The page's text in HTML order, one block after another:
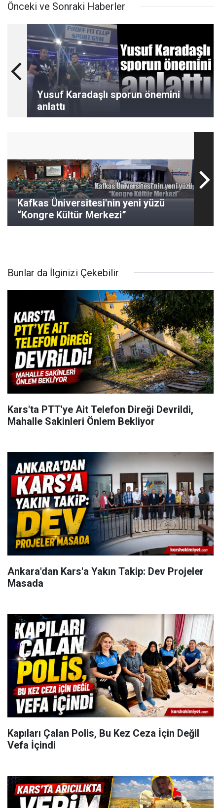
Önceki ve Sonraki Haberler
Yusuf Karadaşlı sporun önemini
anlattı
Kafkas Üniversitesi'nin yeni yüzü
“Kongre Kültür Merkezi”
Bunlar da İlginizi Çekebilir
Kars'ta PTT'ye Ait Telefon Direği Devrildi,
Mahalle Sakinleri Önlem Bekliyor
Ankara'dan Kars'a Yakın Takip: Dev Projeler
Masada
Kapıları Çalan Polis, Bu Kez Ceza İçin Değil
Vefa İçindi